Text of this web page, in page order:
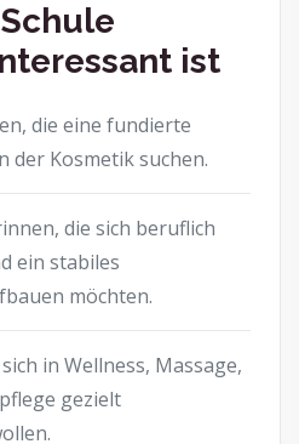
ist
die eine fundierte
der Kosmetik suchen.
die sich beruflich
ein stabiles
möchten.
in Wellness, Massage,
gezielt